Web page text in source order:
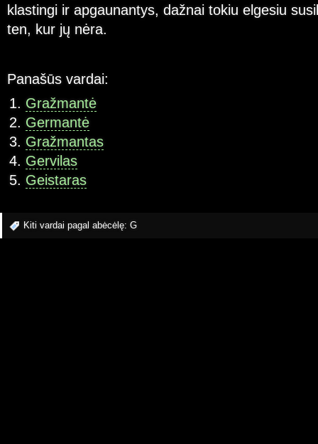
klastingi ir apgaunantys, dažnai tokiu elgesiu
ten, kur jų nėra.
Panašūs vardai:
Gražmantė
Germantė
Gražmantas
Gervilas
Geistaras
Kiti vardai pagal abėcėlę: G